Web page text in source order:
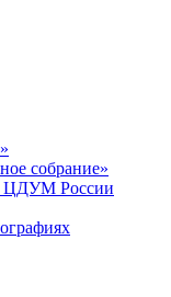
собрание»
ЦДУМ России